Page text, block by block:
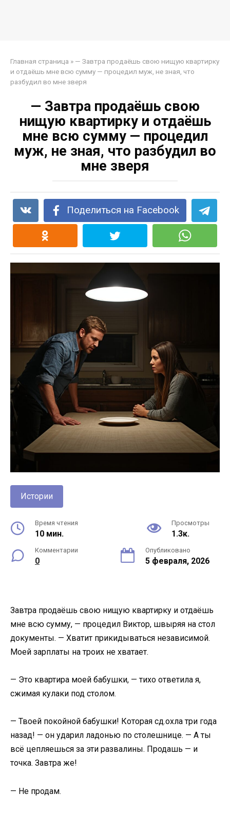
Главная страница » — Завтра продаёшь свою нищую квартирку
и отдаёшь мне всю сумму — процедил муж, не зная, что
разбудил во мне зверя
— Завтра продаёшь свою
нищую квартирку и отдаёшь
мне всю сумму — процедил
муж, не зная, что разбудил во
мне зверя
Поделиться на Facebook
Истории
Время чтения
10 мин.
Просмотры
1.3к.
Комментарии
0
Опубликовано
5 февраля, 2026
Завтра продаёшь свою нищую квартирку и отдаёшь
мне всю сумму, — процедил Виктор, швыряя на стол
документы. — Хватит прикидываться независимой.
Моей зарплаты на троих не хватает.
— Это квартира моей бабушки, — тихо ответила я,
сжимая кулаки под столом.
— Твоей покойной бабушки! Которая сд.охла три года
назад! — он ударил ладонью по столешнице. — А ты
всё цепляешься за эти развалины. Продашь — и
точка. Завтра же!
— Не продам.